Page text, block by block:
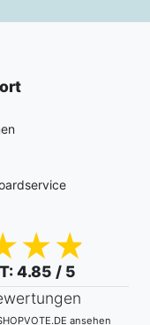
: 4.85 / 5
ansehen